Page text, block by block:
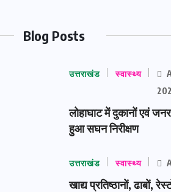
Blog Posts
उत्तराखंड स्वास्थ्य
लोहाघाट में दुकानों एवं
हुआ सघन निरीक्षण
उत्तराखंड स्वास्थ्य
खाद्य प्रतिष्ठानों, ढाबों,